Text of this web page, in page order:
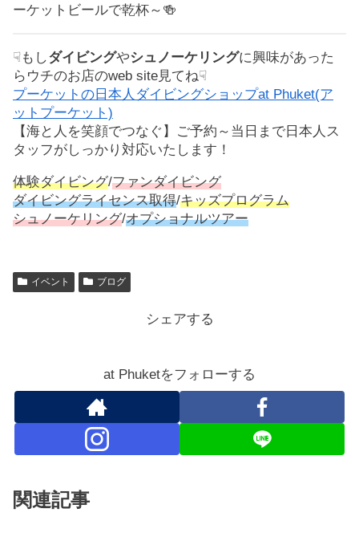
ーケットビールで乾杯～🍻
☟もしダイビングやシュノーケリングに興味があった
らウチのお店のweb site見てね☟
プーケットの日本人ダイビングショップat Phuket(ア
ットプーケット)
【海と人を笑顔でつなぐ】ご予約～当日まで日本人ス
タッフがしっかり対応いたします！
体験ダイビング/ファンダイビング
ダイビングライセンス取得/キッズプログラム
シュノーケリング/オプショナルツアー
イベント ブログ
シェアする
at Phuketをフォローする
関連記事